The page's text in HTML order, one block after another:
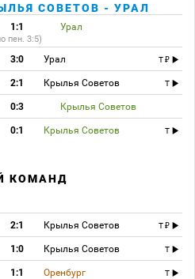
СОВЕТОВ - УРАЛ
1:1 Урал
пен. 3:5)
3:0 Урал
T
2:1 Крылья Советов
T
0:3 Крылья Советов
0:1 Крылья Советов T
КОМАНД
2:1 Крылья Советов
T
1:0 Крылья Советов
T
1:1 Оренбург
T